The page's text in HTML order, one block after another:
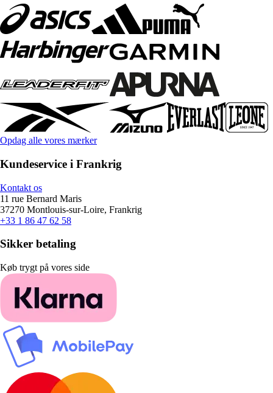
Opdag alle vores mærker
Kundeservice i Frankrig
Kontakt os
11 rue Bernard Maris
37270 Montlouis-sur-Loire, Frankrig
+33 1 86 47 62 58
Sikker betaling
Køb trygt på vores side